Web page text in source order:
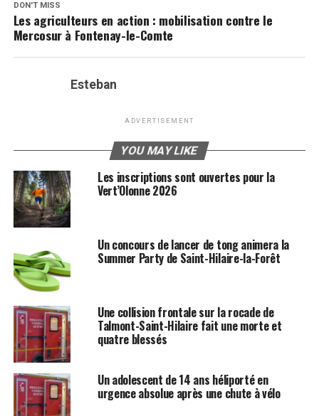
DON'T MISS
Les agriculteurs en action : mobilisation contre le
Mercosur à Fontenay-le-Comte
Esteban
ADVERTISEMENT
YOU MAY LIKE
Les inscriptions sont ouvertes pour la
Vert’Olonne 2026
Un concours de lancer de tong animera la
Summer Party de Saint-Hilaire-la-Forêt
Une collision frontale sur la rocade de
Talmont-Saint-Hilaire fait une morte et
quatre blessés
Un adolescent de 14 ans héliporté en
urgence absolue après une chute à vélo